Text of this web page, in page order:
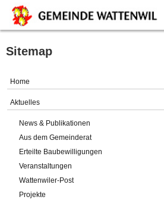
Home
Gemeinde
Verwaltung
Online-Service
Sitemap
Home
Aktuelles
News & Publikationen
Aus dem Gemeinderat
Erteilte Baubewilligungen
Veranstaltungen
Wattenwiler-Post
Projekte